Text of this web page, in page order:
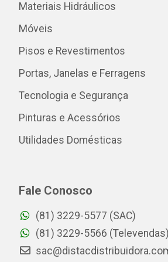
Materiais Hidráulicos
Móveis
Pisos e Revestimentos
Portas, Janelas e Ferragens
Tecnologia e Segurança
Pinturas e Acessórios
Utilidades Domésticas
Fale Conosco
(81) 3229-5577 (SAC)
(81) 3229-5566 (Televendas)